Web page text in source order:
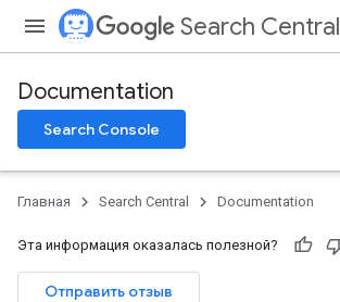
Search Central
Documentation
Search Console
Главная Search Central Documentation
Эта информация оказалась полезной?
Отправить отзыв